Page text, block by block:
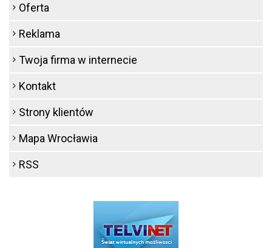
Oferta
Reklama
Twoja firma w internecie
Kontakt
Strony klientów
Mapa Wrocławia
RSS